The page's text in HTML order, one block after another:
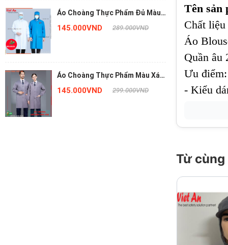
Áo Choàng Thực Phẩm Đủ Màu
Dài Tay ACTPVA16
145.000VND 289.000VND
Áo Choàng Thực Phẩm Màu Xám
Dài Tay ACTPVA05
145.000VND 299.000VND
Tên sản
Chất
Áo
Quần âu
Ưu điểm:
- Kiểu
- Mật
Sizes: S
=>
Màu
Nhà
Chính
Từ